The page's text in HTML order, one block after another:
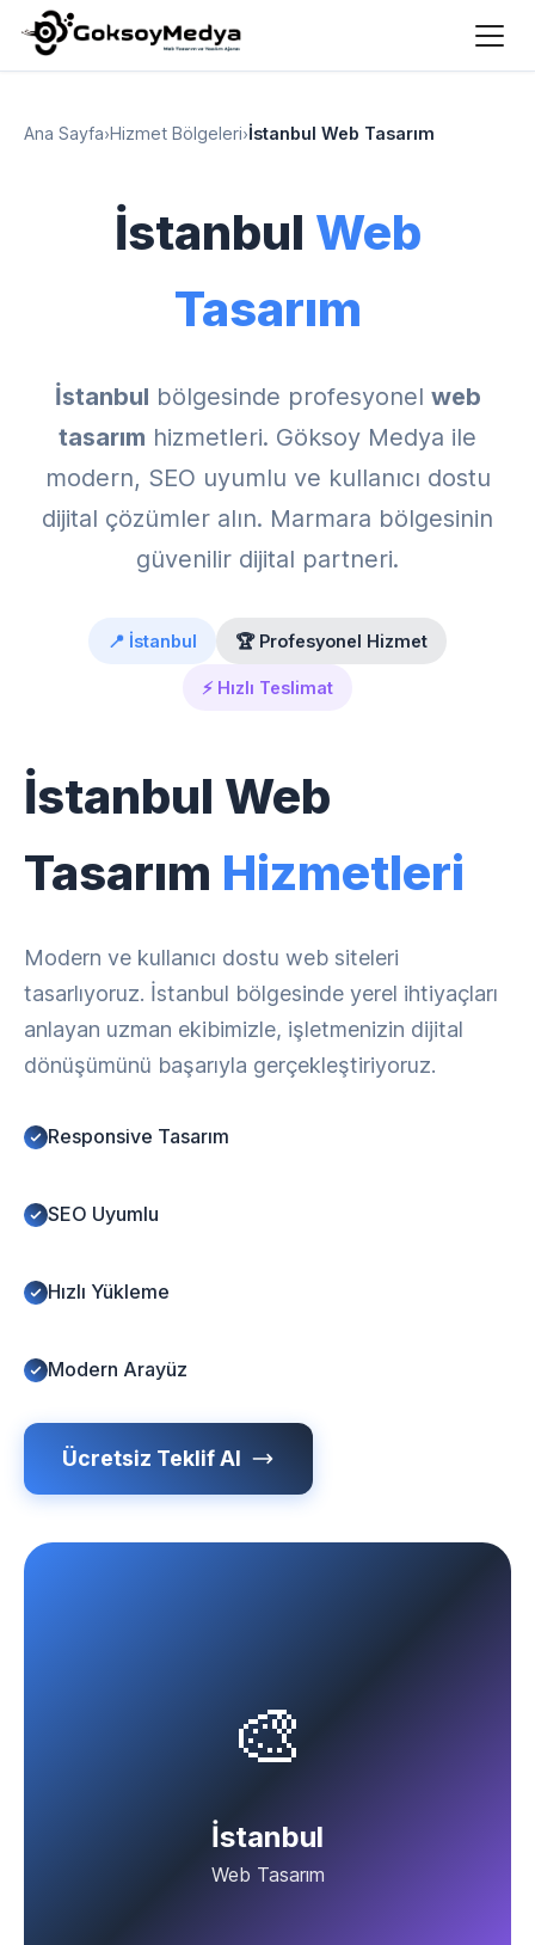
Ana Sayfa›Hizmet Bölgeleri›İstanbul Web Tasarım
İstanbul Web
Tasarım
İstanbul bölgesinde profesyonel web
tasarım hizmetleri. Göksoy Medya ile
modern, SEO uyumlu ve kullanıcı dostu
dijital çözümler alın. Marmara bölgesinin
güvenilir dijital partneri.
📍 İstanbul 🏆 Profesyonel Hizmet
⚡ Hızlı Teslimat
İstanbul Web
Tasarım Hizmetleri
Modern ve kullanıcı dostu web siteleri
tasarlıyoruz. İstanbul bölgesinde yerel ihtiyaçları
anlayan uzman ekibimizle, işletmenizin dijital
dönüşümünü başarıyla gerçekleştiriyoruz.
Responsive Tasarım
SEO Uyumlu
Hızlı Yükleme
Modern Arayüz
Ücretsiz Teklif Al
🎨
İstanbul
Web Tasarım